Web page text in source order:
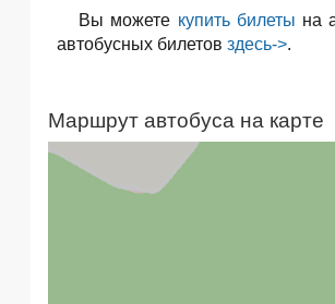
Вы можете купить билеты на
автобусных билетов здесь->.
Маршрут автобуса на карте